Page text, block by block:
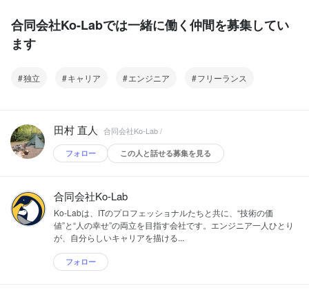
合同会社Ko-Labでは一緒に働く仲間を募集してい
ます
独立 キャリア エンジニア フリーランス
田村 直人 合同会社Ko-Lab /
フォロー この人と話せる募集を見る
合同会社Ko-Lab
Ko-Labは、ITのプロフェッショナルたちと共に、“技術の価
値”と“人の幸せ”の両立を目指す会社です。エンジニア一人ひとり
が、自分らしいキャリアを描ける...
フォロー